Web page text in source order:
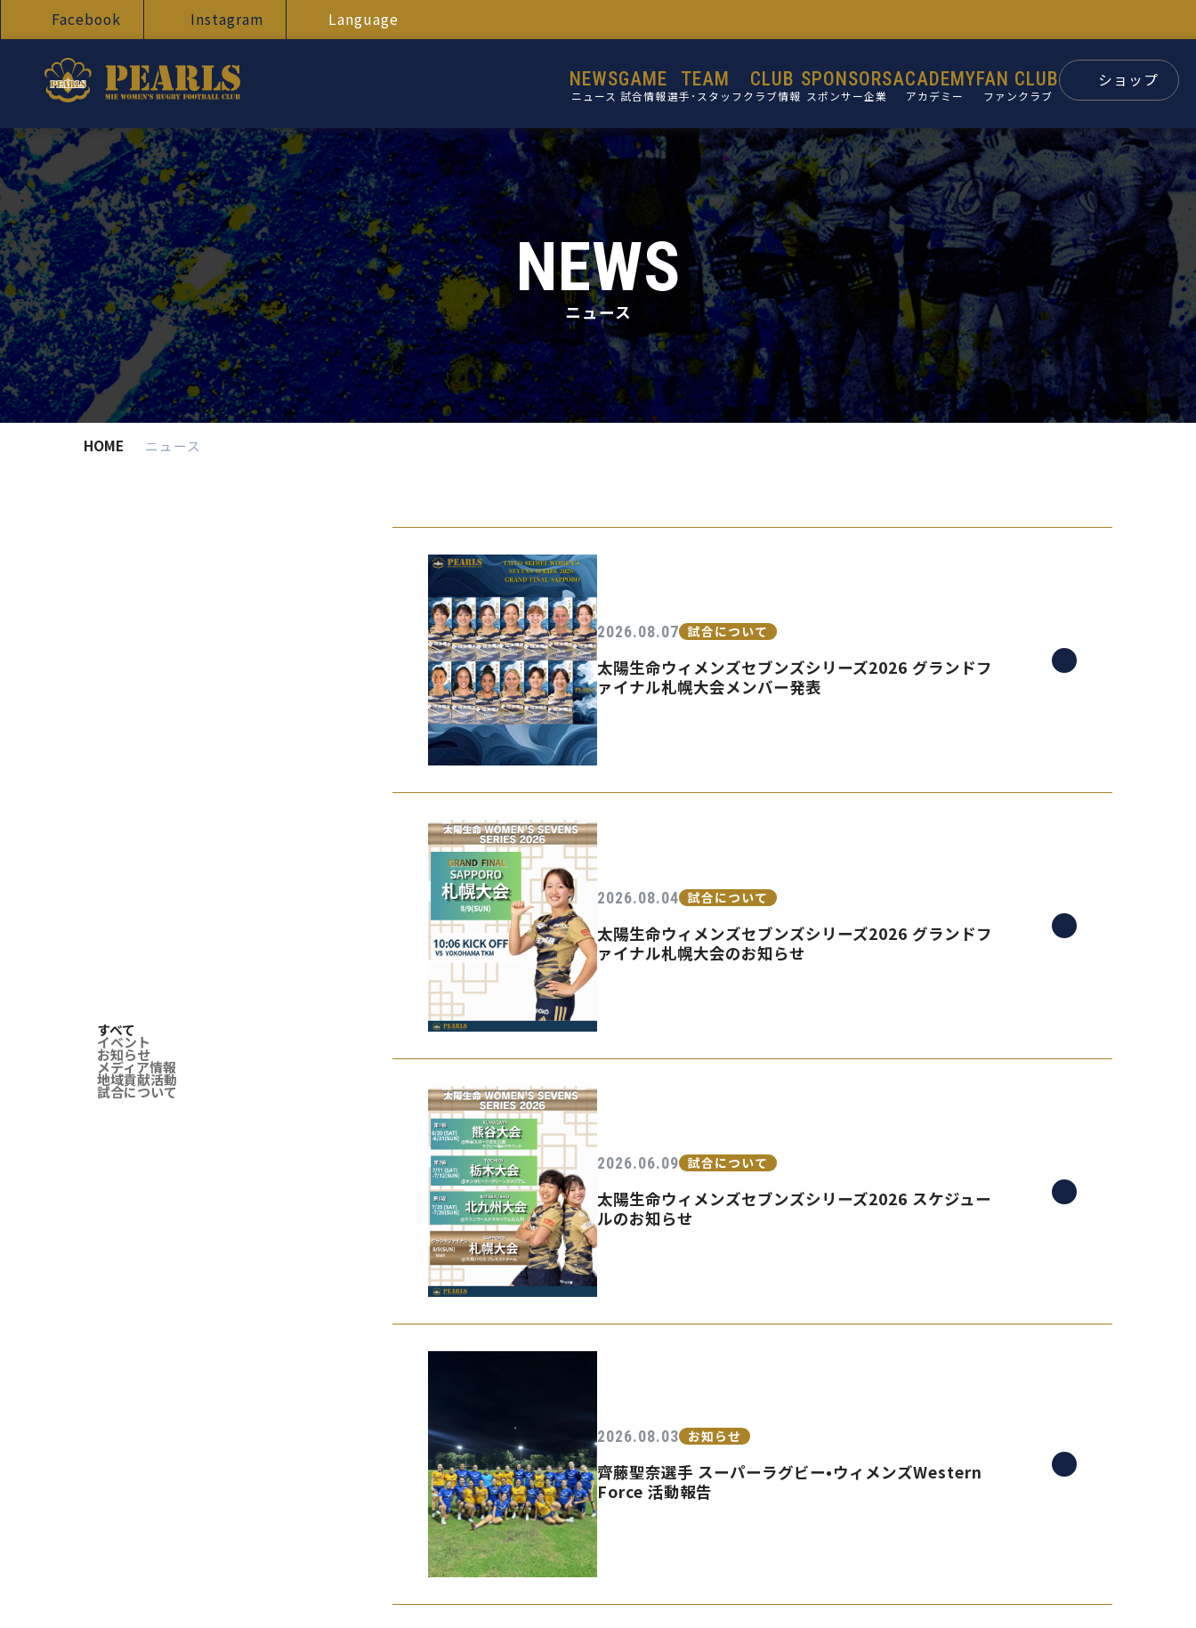
Facebook Instagram Language
NEWS
ニュース
GAME
試合情報
TEAM
選手･スタッフ
選手
スタッフ
CLUB
クラブ情報
設立目的
活動理念
ミッション
ビジョン
コア・バリュー
クラブ概要
施設紹介
クラブ沿革
PEARLSの取り組み
SPONSORS
スポンサー企業
スポンサー
パートナー
後援会
ACADEMY
アカデミー
FAN CLUB
ファンクラブ
ショップ
NEWS
ニュース
HOME ニュース
すべて
イベント
お知らせ
メディア情報
地域貢献活動
試合について
2026.08.07 試合について
太陽生命ウィメンズセブンズシリーズ2026 グランドフ
ァイナル札幌大会メンバー発表
2026.08.04 試合について
太陽生命ウィメンズセブンズシリーズ2026 グランドフ
ァイナル札幌大会のお知らせ
2026.06.09 試合について
太陽生命ウィメンズセブンズシリーズ2026 スケジュー
ルのお知らせ
2026.08.03 お知らせ
齊藤聖奈選手 スーパーラグビー•ウィメンズWestern
Force 活動報告